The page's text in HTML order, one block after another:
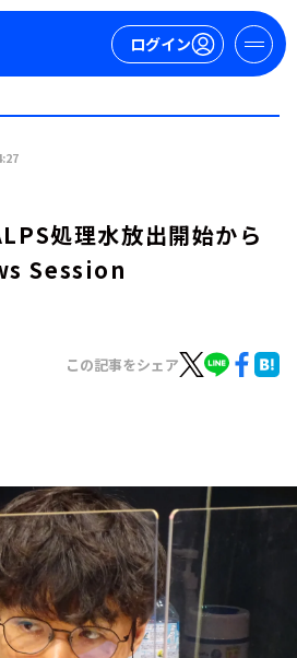
ログイン
処理水放出開始から
Session
この記事をシェア